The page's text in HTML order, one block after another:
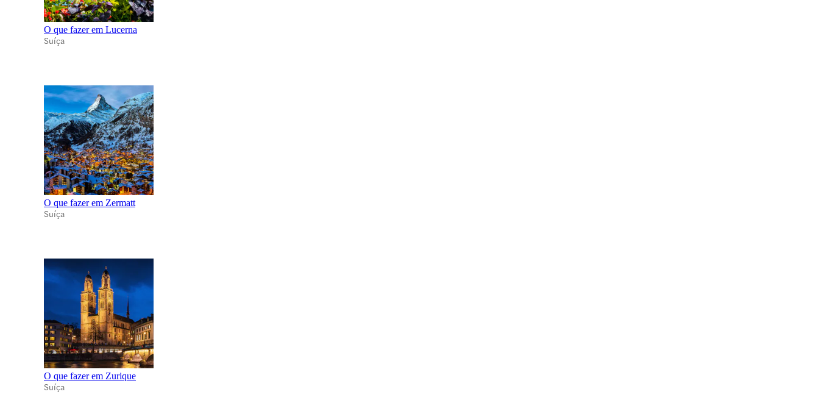
O que fazer em Lucerna
Suíça
O que fazer em Zermatt
Suíça
O que fazer em Zurique
Suíça